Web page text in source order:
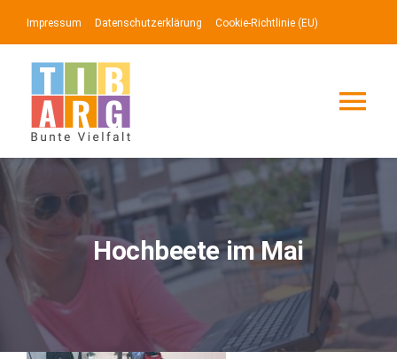
Inhalt
springen
Impressum Datenschutzerklärung Cookie-Richtlinie (EU)
Lotse
Service
Events
Hochbeete im Mai